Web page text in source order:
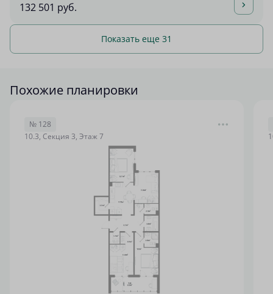
132 501 руб.
Показать еще 31
Похожие планировки
№ 128
10.3, Секция 3, Этаж 7